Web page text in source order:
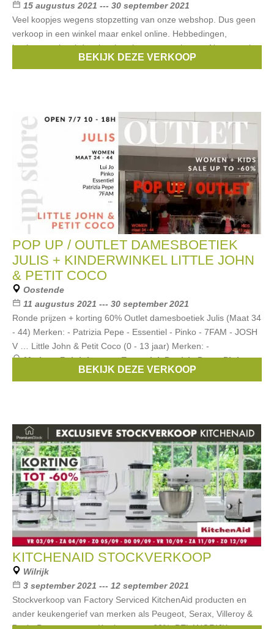
15 augustus 2021 --- 30 september 2021
Veel koopjes wegens stopzetting van onze webshop. Dus geen
verkoop in een winkel maar enkel online. Hebbedingen,
koeltassen, lunchdoosjes, juwelen, accessoires, ... Neem snel
een kijkje op www.miah.beBEKIJK DEZE VERKOOP
POP UP / OUTLET DAMESBOETIEK
JULIS + KINDERWINKEL LITTLE JOHN
& PETIT COCO
Oostende
11 augustus 2021 --- 30 september 2021
Ronde prijzen + korting 60% Outlet damesboetiek Julis (Maat 34
- 44) Merken: - Patrizia Pepe - Essentiel - Pinko - 7FAM - JOSH
V … Little John & Petit Coco (0 - 13 jaar) Merken: -
Merken:Ralph Lauren,Essentiel,Patrizia Pepe,Pinko,
BEKIJK DEZE VERKOOP
KITCHENAID STOCKVERKOOP
Wilrijk
3 september 2021 --- 12 september 2021
Stockverkoop van Factory Serviced KitchenAid producten en
ander keukengerief van merken als Peugeot, Serax, Villeroy &